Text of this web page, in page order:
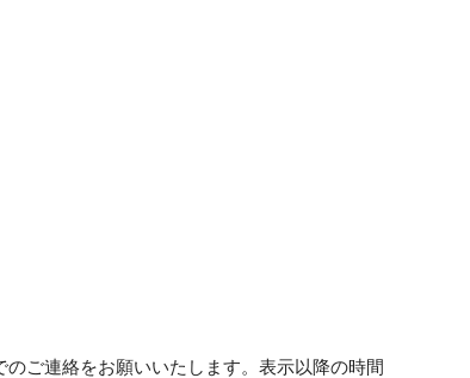
ご連絡をお願いいたします。表示以降の時間